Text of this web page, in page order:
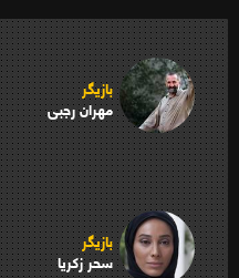
بازیگر
مهران رجبی
بازیگر
سحر زکریا